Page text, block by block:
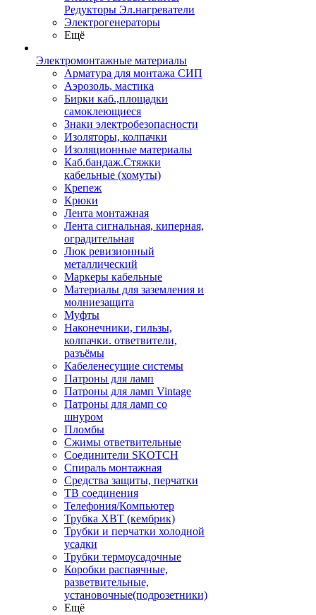
Редукторы Эл.нагреватели
Электрогенераторы
Ещё
Электромонтажные материалы
Арматура для монтажа СИП
Аэрозоль, мастика
Бирки каб.,площадки
самоклеющиеся
Знаки электробезопасности
Изоляторы, колпачки
Изоляционные материалы
Каб.бандаж.Стяжки
кабельные (хомуты)
Крепеж
Крюки
Лента монтажная
Лента сигнальная, киперная,
оградительная
Люк ревизионный
металлический
Маркеры кабельные
Материалы для заземления и
молниезащита
Муфты
Наконечники, гильзы,
колпачки. ответвители,
разъёмы
Кабеленесущие системы
Патроны для ламп
Патроны для ламп Vintage
Патроны для ламп со
шнуром
Пломбы
Сжимы ответвительные
Соединители SKOTCH
Спираль монтажная
Средства защиты, перчатки
ТВ соединения
Телефония/Компьютер
Трубка ХВТ (кембрик)
Трубки и перчатки холодной
усадки
Трубки термоусадочные
Коробки распаячные,
разветвительные,
установочные(подрозетники)
Ещё